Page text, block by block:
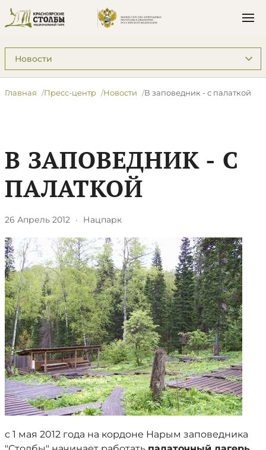
Подразделы: Пресс-центр
Главная Пресс-центр Новости В заповедник - с палаткой
В ЗАПОВЕДНИК - С
ПАЛАТКОЙ
26 Апрель 2012 · Нацпарк
с 1 мая 2012 года на кордоне Нарым заповедника